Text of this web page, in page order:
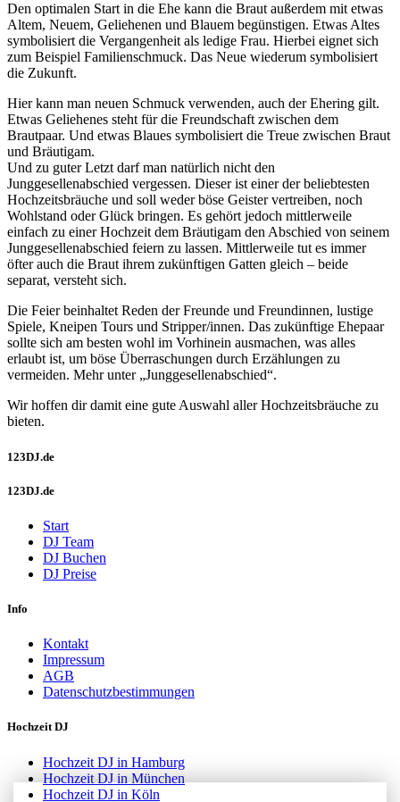
Den optimalen Start in die Ehe kann die Braut außerdem mit etwas
Altem, Neuem, Geliehenen und Blauem begünstigen. Etwas Altes
symbolisiert die Vergangenheit als ledige Frau. Hierbei eignet sich
zum Beispiel Familienschmuck. Das Neue wiederum symbolisiert
die Zukunft.
Hier kann man neuen Schmuck verwenden, auch der Ehering gilt.
Etwas Geliehenes steht für die Freundschaft zwischen dem
Brautpaar. Und etwas Blaues symbolisiert die Treue zwischen Braut
und Bräutigam.
Und zu guter Letzt darf man natürlich nicht den
Junggesellenabschied vergessen. Dieser ist einer der beliebtesten
Hochzeitsbräuche und soll weder böse Geister vertreiben, noch
Wohlstand oder Glück bringen. Es gehört jedoch mittlerweile
einfach zu einer Hochzeit dem Bräutigam den Abschied von seinem
Junggesellenabschied feiern zu lassen. Mittlerweile tut es immer
öfter auch die Braut ihrem zukünftigen Gatten gleich – beide
separat, versteht sich.
Die Feier beinhaltet Reden der Freunde und Freundinnen, lustige
Spiele, Kneipen Tours und Stripper/innen. Das zukünftige Ehepaar
sollte sich am besten wohl im Vorhinein ausmachen, was alles
erlaubt ist, um böse Überraschungen durch Erzählungen zu
vermeiden. Mehr unter „Junggesellenabschied“.
Wir hoffen dir damit eine gute Auswahl aller Hochzeitsbräuche zu
bieten.
123DJ.de
123DJ.de
Start
DJ Team
DJ Buchen
DJ Preise
Info
Kontakt
Impressum
AGB
Datenschutzbestimmungen
Hochzeit DJ
Hochzeit DJ in Hamburg
Hochzeit DJ in München
Hochzeit DJ in Köln